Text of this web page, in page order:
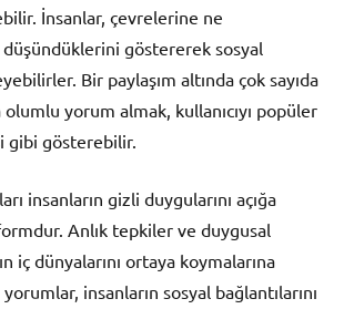
İnsanlar, çevrelerine ne
göstererek sosyal
Bir paylaşım altında çok sayıda
yorum almak, kullanıcıyı popüler
gibi gösterebilir.
insanların gizli duygularını açığa
Anlık tepkiler ve duygusal
iç dünyalarını ortaya koymalarına
insanların sosyal bağlantılarını